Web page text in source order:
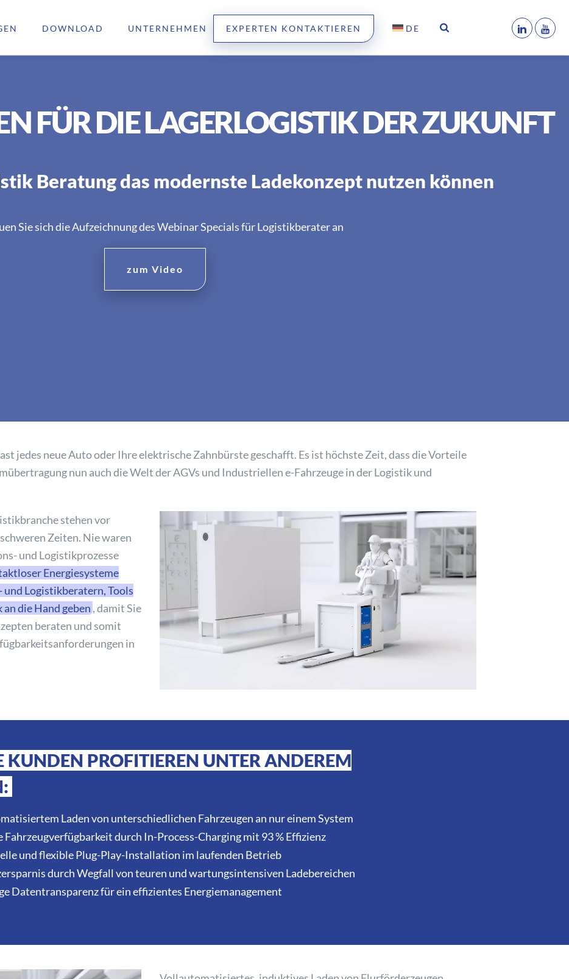
DOWNLOAD UNTERNEHMEN EXPERTEN KONTAKTIEREN DE
FÜR DIE LAGERLOGISTIK DER ZUKUNFT
Beratung das modernste Ladekonzept nutzen können
Sie sich die Aufzeichnung des Webinar Specials für Logistikberater an
zum Video
jedes neue Auto oder Ihre elektrische Zahnbürste geschafft. Es ist höchste Zeit, dass die Vorteile
nun auch die Welt der AGVs und Industriellen e-Fahrzeuge in der Logistik und
stehen vor
Zeiten. Nie waren
und Logistikprozesse
Energiesysteme
Logistikberatern, Tools
die Hand geben , damit Sie
beraten und somit
in
KUNDEN PROFITIEREN UNTER ANDEREM
Laden von unterschiedlichen Fahrzeugen an nur einem System
Fahrzeugverfügbarkeit durch In-Process-Charging mit 93 % Effizienz
und flexible Plug-Play-Installation im laufenden Betrieb
durch Wegfall von teuren und wartungsintensiven Ladebereichen
Datentransparenz für ein effizientes Energiemanagement